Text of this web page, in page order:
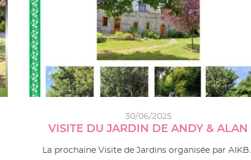
30/06/2025
VISITE DU JARDIN DE ANDY & ALAN
La prochaine Visite de Jardins organisée par AIKB…